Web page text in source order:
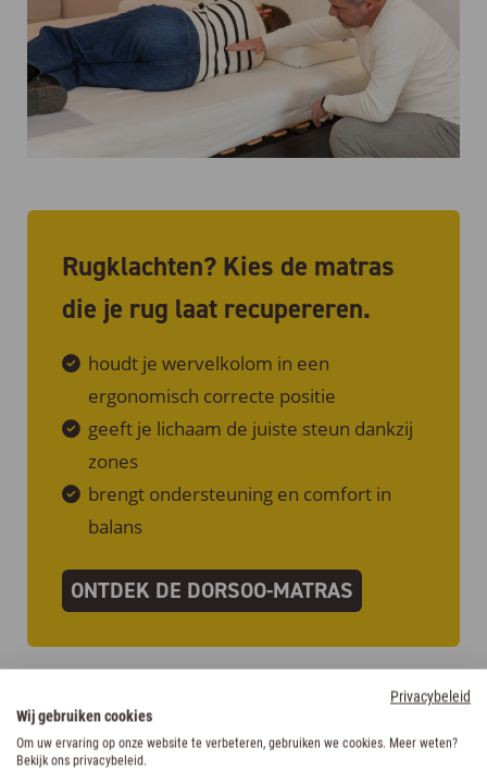
Rugklachten? Kies de matras
die je rug laat recupereren.
houdt je wervelkolom in een
ergonomisch correcte positie
geeft je lichaam de juiste steun dankzij
zones
brengt ondersteuning en comfort in
balans
ONTDEK DE DORSOO-MATRAS
Kies je het best voor een zachte,
medium of harde matras?
Privacybeleid
Wij gebruiken cookies
Om uw ervaring op onze website te verbeteren, gebruiken we cookies. Meer weten?
Bekijk ons privacybeleid.